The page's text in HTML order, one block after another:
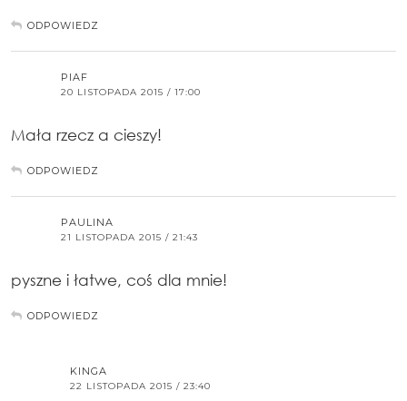
ODPOWIEDZ
PIAF
20 LISTOPADA 2015 / 17:00
Mała rzecz a cieszy!
ODPOWIEDZ
PAULINA
21 LISTOPADA 2015 / 21:43
pyszne i łatwe, coś dla mnie!
ODPOWIEDZ
KINGA
22 LISTOPADA 2015 / 23:40